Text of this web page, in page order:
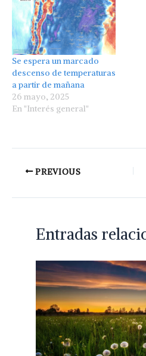
Se espera un marcado
descenso de temperaturas
a partir de mañana
26 mayo, 2025
En "Interés general"
PREVIOUS
Entradas